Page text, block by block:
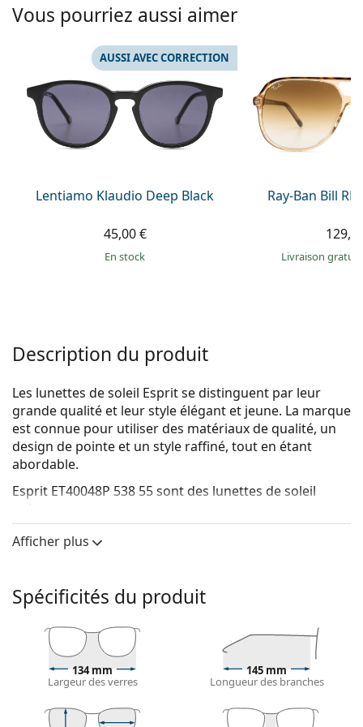
Marc Jacobs
Toutes les marques
Prada
Toutes les marques
02 446 01 11
Vous pourriez aussi aimer
Lentiamo Klaudio Deep Black
AUSSI AVEC CORRECTION
45,00 €
en stock
Ray-Ban Bill
Livraison
Description du produit
Les lunettes de soleil Esprit se distinguent par leur
grande qualité et leur style élégant et jeune. La marque
est connue pour utiliser des matériaux de qualité, un
design de pointe et un style raffiné, tout en étant
abordable.
Esprit ET40048P 538 55sont des lunettes de soleil
Voyez à quoi vous ressemblez avec ces lunettes de
soleil grâce à la fonction d'essayage virtuel de
Monture de lunettes de soleil
La couleur noire de la monture s'accorde
parfaitement avec tous les types de teint et des
cheveux blonds clairs, châtains clairs ou noirs.
Lunettes de soleil à montures carréessont un choix
ronde, ovale ou triangulaire.
Afficher plus
Spécificités du produit
134 mm
Largeur des verres
145 mm
Longueur des branches